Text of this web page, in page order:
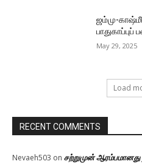
ஜம்மு-
May 29, 2025
Load
RECENT COMMENTS
Nevaeh503 on சற்றுமுன்